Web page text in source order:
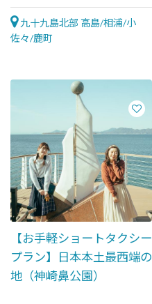
九十九島北部 高島/相浦/小
佐々/鹿町
【お手軽ショートタクシー
プラン】日本本土最西端の
地（神崎鼻公園）